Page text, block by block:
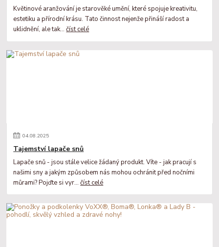
Květinové aranžování je starověké umění, které spojuje kreativitu,
estetiku a přírodní krásu. Tato činnost nejenže přináší radost a
uklidnění, ale tak...číst celé
04.08.2025
Tajemství lapače snů
Lapače snů - jsou stále velice žádaný produkt. Víte - jak pracují s
našimi sny a jakým způsobem nás mohou ochránit před nočními
můrami? Pojďte si vyr...číst celé